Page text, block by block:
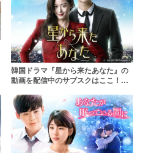
韓国ドラマ『星から来たあなた』の
動画を配信中のサブスクはここ！無